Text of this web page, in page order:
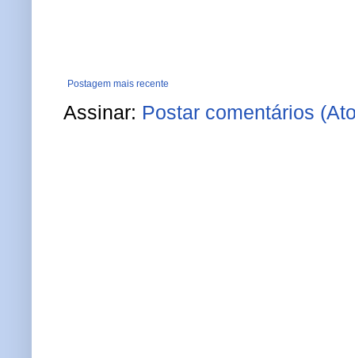
Postagem mais recente
Assinar: Postar comentários